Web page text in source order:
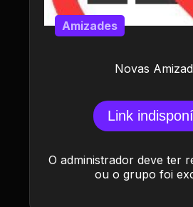
Novas
Amizades
Link
O administrador deve ter
ou o grupo foi